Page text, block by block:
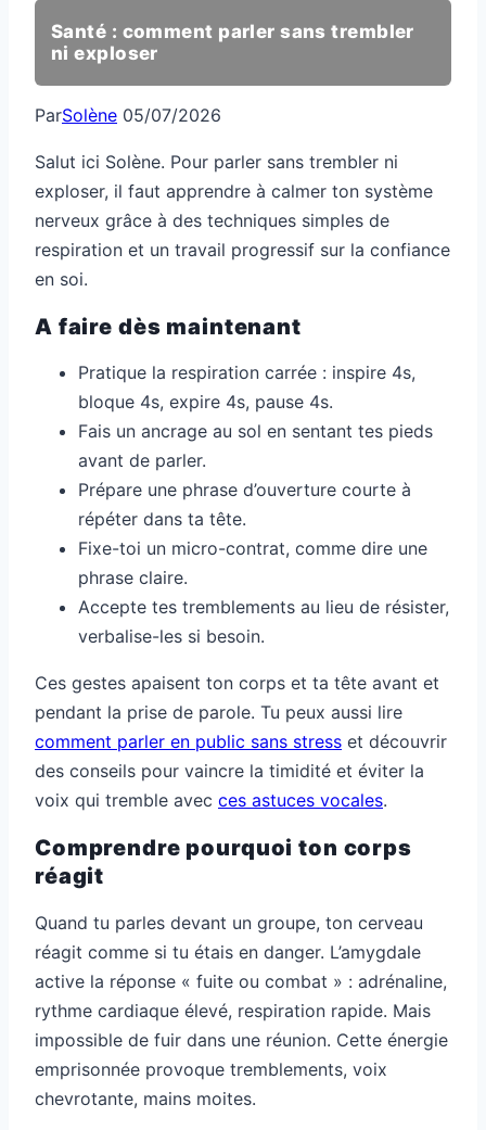
Santé : comment parler sans trembler
ni exploser
ParSolène 05/07/2026
Salut ici Solène. Pour parler sans trembler ni
exploser, il faut apprendre à calmer ton système
nerveux grâce à des techniques simples de
respiration et un travail progressif sur la confiance
en soi.
A faire dès maintenant
Pratique la respiration carrée : inspire 4s,
bloque 4s, expire 4s, pause 4s.
Fais un ancrage au sol en sentant tes pieds
avant de parler.
Prépare une phrase d’ouverture courte à
répéter dans ta tête.
Fixe-toi un micro-contrat, comme dire une
phrase claire.
Accepte tes tremblements au lieu de résister,
verbalise-les si besoin.
Ces gestes apaisent ton corps et ta tête avant et
pendant la prise de parole. Tu peux aussi lire
comment parler en public sans stress et découvrir
des conseils pour vaincre la timidité et éviter la
voix qui tremble avec ces astuces vocales.
Comprendre pourquoi ton corps
réagit
Quand tu parles devant un groupe, ton cerveau
réagit comme si tu étais en danger. L’amygdale
active la réponse « fuite ou combat » : adrénaline,
rythme cardiaque élevé, respiration rapide. Mais
impossible de fuir dans une réunion. Cette énergie
emprisonnée provoque tremblements, voix
chevrotante, mains moites.